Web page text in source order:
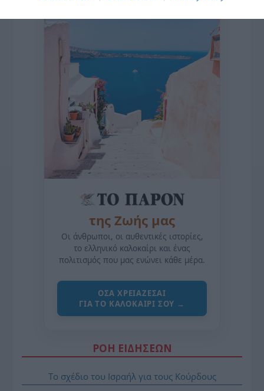
της Ζωής μας
Οι άνθρωποι, οι αυθεντικές ιστορίες,
το ελληνικό καλοκαίρι και ένας
πολιτισμός που μας ενώνει κάθε μέρα.
ΌΣΑ ΧΡΕΙΆΖΕΣΑΙ
ΓΙΑ ΤΟ ΚΑΛΟΚΑΊΡΙ ΣΟΥ →
ΡΟΗ ΕΙΔΗΣΕΩΝ
Το σχέδιο του Ισραήλ για τους Κούρδους